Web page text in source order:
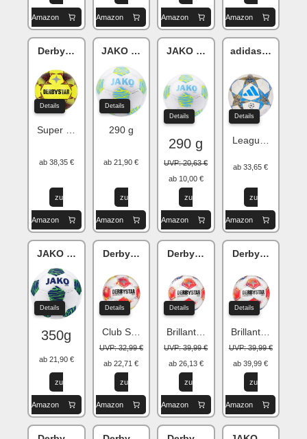
Amazon Amazon Amazon Amazon
Derbystar Classic AG TT
Details
Super Light II
ab 38,35 €
zu
Amazon
JAKO Animal
Details
290 g
ab 21,90 €
zu
Amazon
JAKO Animal
Details
290 g
UVP: 20,63 €
ab 10,00 €
zu
Amazon
adidas
Details
League 350g
ab 33,65 €
zu
Amazon
JAKO Animal
Details
350g
ab 21,90 €
zu
Amazon
Derbystar Bundesliga v25
Details
Club S-Light (290 g)
UVP: 32,99 €
ab 22,71 €
zu
Amazon
Derbystar Bundesliga v25
Details
Brillant Replica S-Light (290 g)
UVP: 39,99 €
ab 26,13 €
zu
Amazon
Derbystar
Details
Brillant Replica
UVP: 39,99 €
ab 39,99 €
zu
Amazon